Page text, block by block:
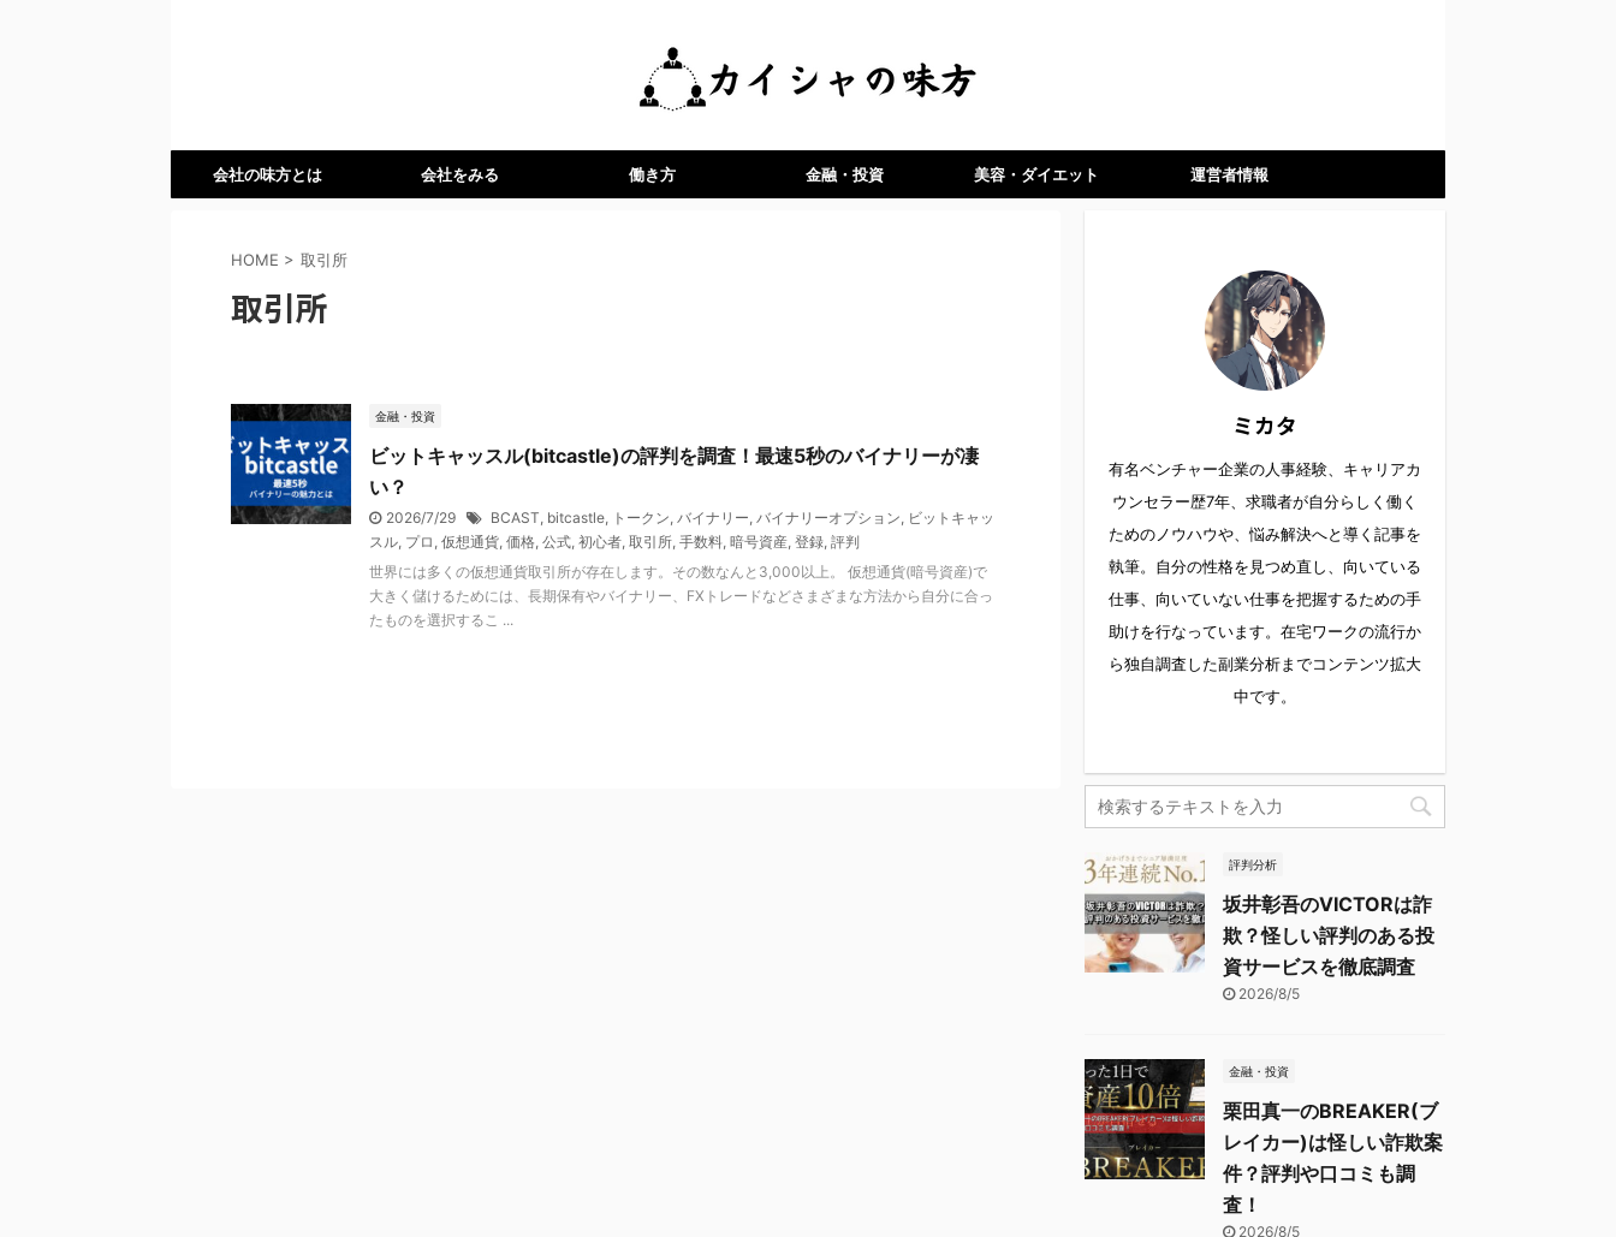
会社の味方とは 会社をみる 働き方 金融・投資 美容・ダイエット 運営者情報
HOME > 取引所
取引所
金融・投資
ビットキャッスル(bitcastle)の評判を調査！最速5秒のバイナリーが凄
い？
2026/7/29 BCAST, bitcastle, トークン, バイナリー, バイナリーオプション, ビットキャッ
スル, プロ , 仮想通貨, 価格, 公式, 初心者, 取引所, 手数料, 暗号資産, 登録, 評判
世界には多くの仮想通貨取引所が存在します。その数なんと3,000以上。 仮想通貨(暗号資産)で
大きく儲けるためには、長期保有やバイナリー、FXトレードなどさまざまな方法から自分に合っ
たものを選択するこ ...
ミカタ
有名ベンチャー企業の人事経験、キャリアカ
ウンセラー歴7年、求職者が自分らしく働く
ためのノウハウや、悩み解決へと導く記事を
執筆。自分の性格を見つめ直し、向いている
仕事、向いていない仕事を把握するための手
助けを行なっています。在宅ワークの流行か
ら独自調査した副業分析までコンテンツ拡大
中です。
評判分析
坂井彰吾のVICTORは詐
欺？怪しい評判のある投
資サービスを徹底調査
2026/8/5
金融・投資
栗田真一のBREAKER(ブ
レイカー)は怪しい詐欺案
件？評判や口コミも調
査！
2026/8/5